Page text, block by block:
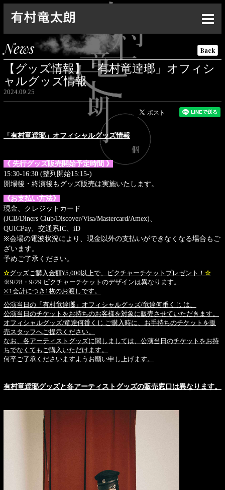
Top
News
Live
Media
Profile
Discography
Goods
Contact
News Back
【グッズ情報】「有村竜逹瑯」オフィシ
ャルグッズ情報
2024.09.25
「有村竜逹瑯」オフィシャルグッズ情報
《 先行グッズ販売開始予定時間 》
15:30-16:30 (整列開始15:15-)
開場後・終演後もグッズ販売は実施いたします。
《お支払い方法》
現金、クレジットカード
(JCB/Diners Club/Discover/Visa/Mastercard/Amex)、
QUICPay、交通系IC、iD
※会場の電波状況により、現金以外の支払いができなくなる場合もご
ざいます。
予めご了承ください。
☆グッズご購入金額¥5,000以上で、ピクチャーチケットプレゼント！ ☆
※9/28・9/29 ピクチャーチケットのデザインは異なります。
※1会計につき1枚のお渡しです。
公演当日の「有村竜逹瑯」オフィシャルグッズ/竜逹何番くじ は、
公演当日のチケットをお持ちのお客様を対象に販売させていただきます。
オフィシャルグッズ/竜逹何番くじ ご購入時に、お手持ちのチケットを販
売スタッフへご提示ください。
なお、各アーティストグッズに関しましては、公演当日のチケットをお持
ちでなくてもご購入いただけます。
何卒ご了承くださいますようお願い申し上げます。
有村竜逹瑯グッズと各アーティストグッズの販売窓口は異なります。